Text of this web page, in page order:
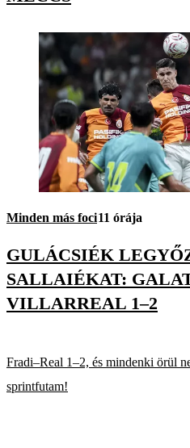
Minden más foci11 órája
GULÁCSIÉK
SALLAIÉKAT:
VILLARREAL 1–2
Fradi–Real 1–2, és mindenki örül
sprintfutam!